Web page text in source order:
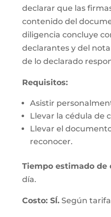
declarar que las
contenido del
diligencia concluye
declarantes y del
de lo declarado
Requisitos:
Asistir
Llevar la cédula de
Llevar el
reconocer.
Tiempo estimado de
día.
Costo: SÍ.Según